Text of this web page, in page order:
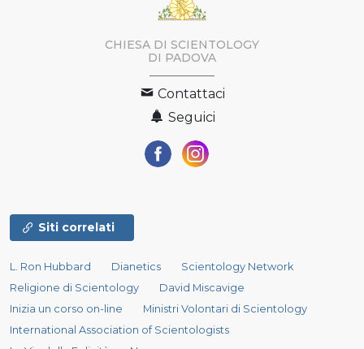
CHIESA DI SCIENTOLOGY
DI PADOVA
Contattaci
Seguici
Siti correlati
L. Ron Hubbard Dianetics
Scientology Network
Religione di Scientology
David Miscavige
Inizia un corso on-line
Ministri Volontari di Scientology
International Association of Scientologists